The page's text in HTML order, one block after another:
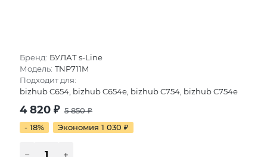
Бренд: БУЛАТ s-Line
Модель: TNP711M
Подходит для:
bizhub C654, bizhub C654e, bizhub C754, bizhub C754e
4 820 ₽ 5 850₽
- 18%
Экономия 1 030 ₽